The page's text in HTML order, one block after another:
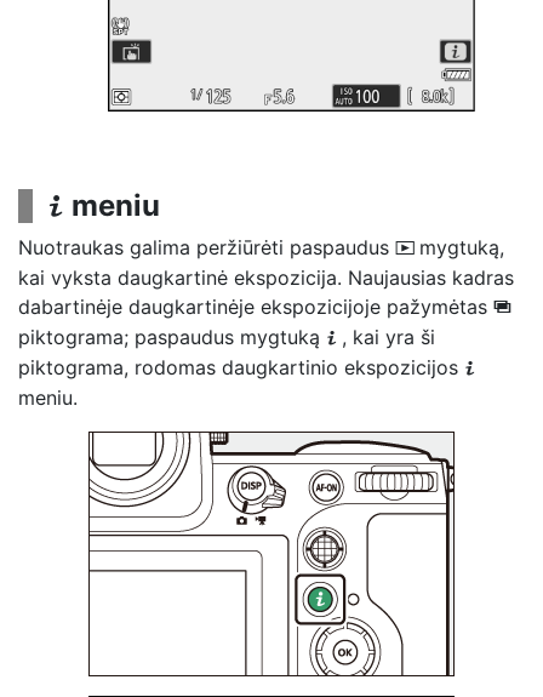
i meniu
Nuotraukas galima peržiūrėti paspaudus K mygtuką,
kai vyksta daugkartinė ekspozicija. Naujausias kadras
dabartinėje daugkartinėje ekspozicijoje pažymėtas $
piktograma; paspaudus mygtuką i , kai yra ši
piktograma, rodomas daugkartinio ekspozicijos i
meniu.